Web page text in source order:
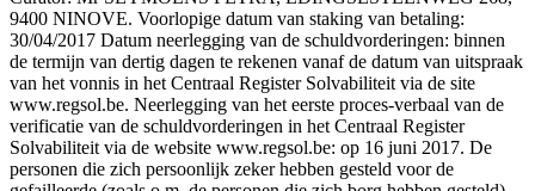
9400 NINOVE. Voorlopige datum van staking van betaling:
30/04/2017 Datum neerlegging van de schuldvorderingen: binnen
de termijn van dertig dagen te rekenen vanaf de datum van uitspraak
van het vonnis in het Centraal Register Solvabiliteit via de site
www.regsol.be. Neerlegging van het eerste proces-verbaal van de
verificatie van de schuldvorderingen in het Centraal Register
Solvabiliteit via de website www.regsol.be: op 16 juni 2017. De
personen die zich persoonlijk zeker hebben gesteld voor de